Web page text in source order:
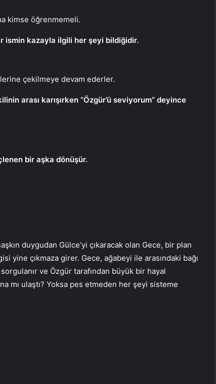
kimse öğrenmemeli.
ismin kazayla ilgili her şeyi bildiğidir.
çekilmeye devam ederler.
arası karışırken “Özgür’ü seviyorum” deyince
bir aşka dönüşür.
duygudan Gülce’yi çıkaracak olan Gece, bir plan
yine çıkmaza girer. Gece, ağabeyi ile arasındaki bağı
ve Özgür tarafından büyük bir hayal
mı ulaştı? Yoksa pes etmeden her şeyi sisteme